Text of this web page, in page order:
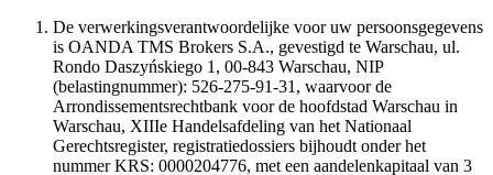
De verwerkingsverantwoordelijke voor uw persoonsgegevens
is OANDA TMS Brokers S.A., gevestigd te Warschau, ul.
Rondo Daszyńskiego 1, 00-843 Warschau, NIP
(belastingnummer): 526-275-91-31, waarvoor de
Arrondissementsrechtbank voor de hoofdstad Warschau in
Warschau, XIIIe Handelsafdeling van het Nationaal
Gerechtsregister, registratiedossiers bijhoudt onder het
nummer KRS: 0000204776, met een aandelenkapitaal van 3